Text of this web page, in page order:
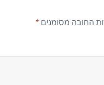
החובה מסומנים*